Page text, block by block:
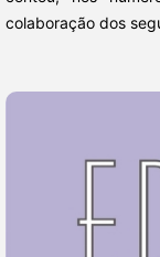
colaboração dos